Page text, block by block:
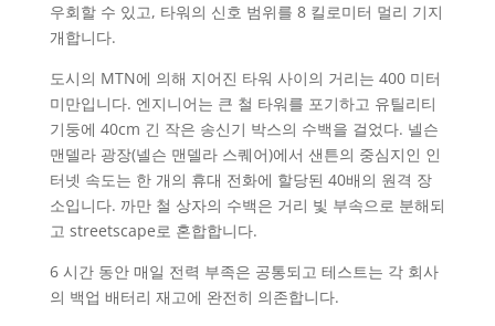
우회할 수 있고, 타워의 신호 범위를 8 킬로미터 멀리 기지
개합니다.
도시의 MTN에 의해 지어진 타워 사이의 거리는 400 미터
미만입니다. 엔지니어는 큰 철 타워를 포기하고 유틸리티
기둥에 40cm 긴 작은 송신기 박스의 수백을 걸었다. 넬슨
맨델라 광장(넬슨 맨델라 스퀘어)에서 샌튼의 중심지인 인
터넷 속도는 한 개의 휴대 전화에 할당된 40배의 원격 장
소입니다. 까만 철 상자의 수백은 거리 빛 부속으로 분해되
고 streetscape로 혼합합니다.
6 시간 동안 매일 전력 부족은 공통되고 테스트는 각 회사
의 백업 배터리 재고에 완전히 의존합니다.